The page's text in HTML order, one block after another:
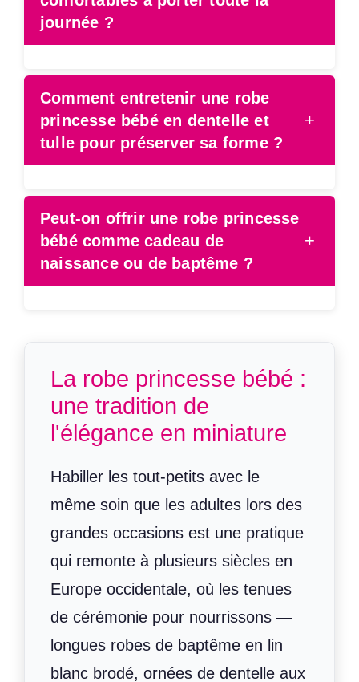
journée ?
Comment entretenir une robe
princesse bébé en dentelle et
tulle pour préserver sa forme ?
+
Peut-on offrir une robe princesse
bébé comme cadeau de
naissance ou de baptême ?
+
La robe princesse bébé :
une tradition de
l'élégance en miniature
Habiller les tout-petits avec le
même soin que les adultes lors des
grandes occasions est une pratique
qui remonte à plusieurs siècles en
Europe occidentale, où les tenues
de cérémonie pour nourrissons —
longues robes de baptême en lin
blanc brodé, ornées de dentelle aux